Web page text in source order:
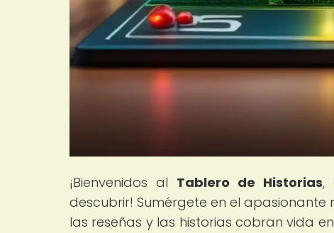
¡Bienvenidos al Tablero de Historias,
descubrir! Sumérgete en el
las reseñas y las historias cobran vida